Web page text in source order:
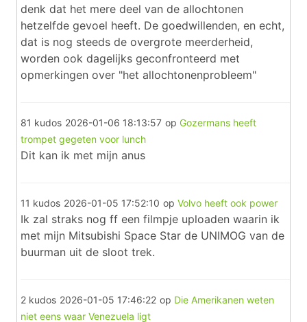
denk dat het mere deel van de allochtonen
hetzelfde gevoel heeft. De goedwillenden, en echt,
dat is nog steeds de overgrote meerderheid,
worden ook dagelijks geconfronteerd met
opmerkingen over "het allochtonenprobleem"
81 kudos 2026-01-06 18:13:57 op Gozermans heeft
trompet gegeten voor lunch
Dit kan ik met mijn anus
11 kudos 2026-01-05 17:52:10 op Volvo heeft ook power
Ik zal straks nog ff een filmpje uploaden waarin ik
met mijn Mitsubishi Space Star de UNIMOG van de
buurman uit de sloot trek.
2 kudos 2026-01-05 17:46:22 op Die Amerikanen weten
niet eens waar Venezuela ligt